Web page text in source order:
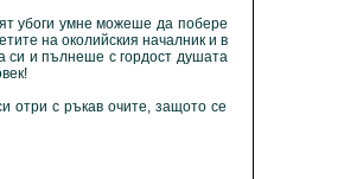
убоги умне можеше да побере
на околийския началник и в
си и пълнеше с гордост душата
с ръкав очите, защото се